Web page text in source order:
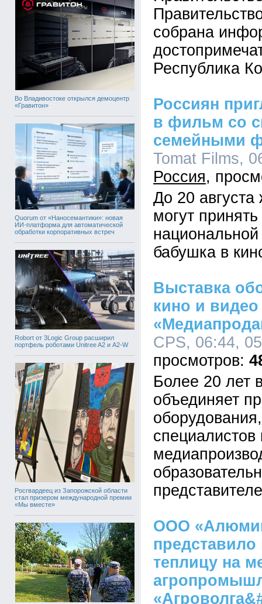
Во Владивостоке открылся демоцентр
«Гравитон»
Quorum от «Наносемантики»: новая
ИИ-платформа для автоматической
обработки корпоративных встреч
Robort от 3Logic Group расширил
портфель роботами Unitree A2 и A2-W
Росгвардеец из Запорожской области
стал призером международной премии
«Мы вместе»
собрана
Республика
Россиян
в фильм со
семейными
Tomat Films,
Россия
До 20
могут
бабушка в
Выставка
кино и видео
CPS, 06:44,
Более 20 лет
объединяет
специалистов
ООО
теплицу на